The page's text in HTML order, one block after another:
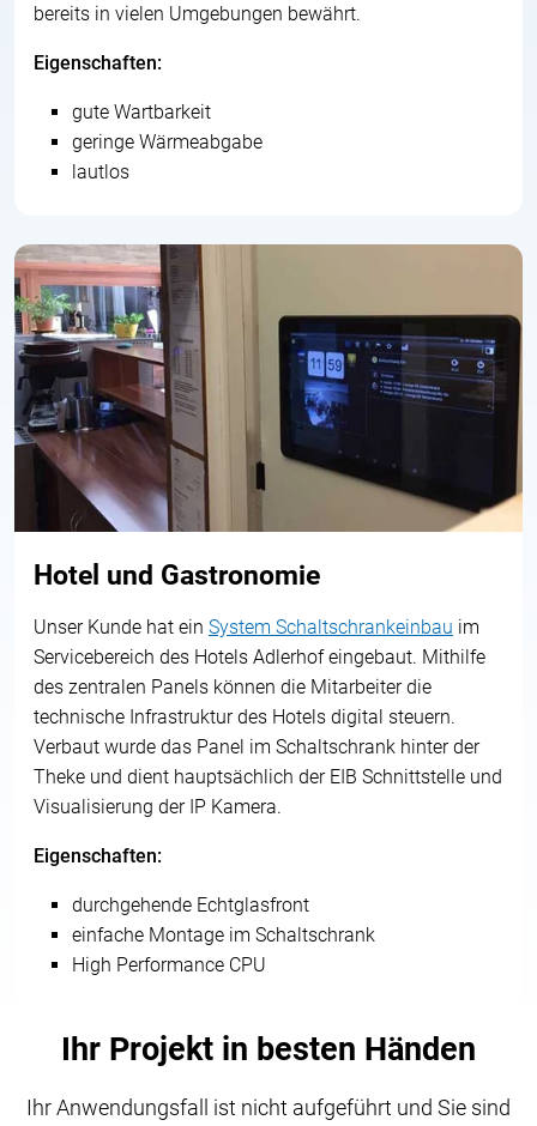
bereits in vielen Umgebungen bewährt.
Eigenschaften:
gute Wartbarkeit
geringe Wärmeabgabe
lautlos
Hotel und Gastronomie
Unser Kunde hat ein System Schaltschrankeinbau im
Servicebereich des Hotels Adlerhofeingebaut. Mithilfe
des zentralen Panels können die Mitarbeiter die
technische Infrastruktur des Hotels digital steuern.
Verbaut wurde das Panel im Schaltschrank hinter der
Theke und dient hauptsächlich der EIB Schnittstelle und
Visualisierung der IP Kamera.
Eigenschaften:
durchgehende Echtglasfront
einfache Montage im Schaltschrank
High Performance CPU
Ihr Projekt in besten Händen
Ihr Anwendungsfall ist nicht aufgeführt und Sie sind